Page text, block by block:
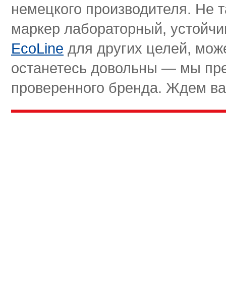
немецкого производителя. Не
маркер лабораторный,
EcoLine для других целей,
останетесь довольны — мы
проверенного бренда. Ждем